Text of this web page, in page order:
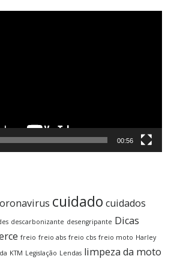
00:56
cuidado cuidados
descarbonizante desengripante Dicas
freio freio abs freio cbs freio moto Harley
KTM Legislação Lendas limpeza da moto